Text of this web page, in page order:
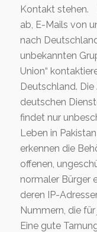
Kontakt stehen.
ab, E-Mails von
nach
unbekannten
Union“
Deutschland.
deutschen
findet nur
Leben in
erkennen die
offenen,
normaler Bürger
deren IP-
Nummern, die
Eine gute